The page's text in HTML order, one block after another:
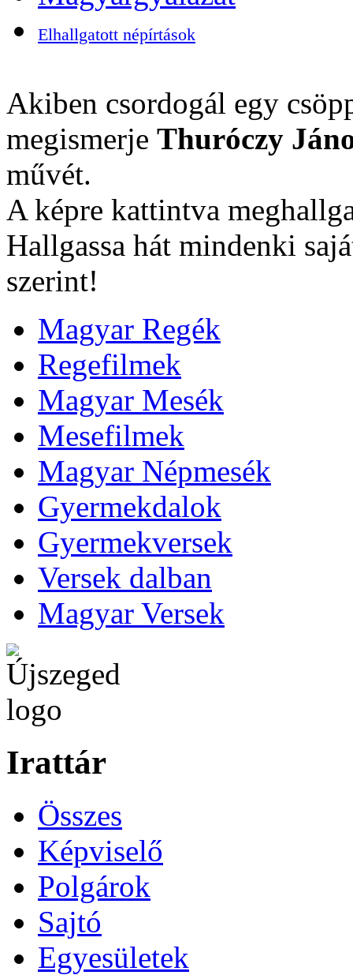
Elhallgatott népírtások
Akiben csordogál egy
megismerje Thuróczy
művét.
A képre kattintva
Hallgassa hát mindenki
szerint!
Magyar Regék
Regefilmek
Magyar Mesék
Mesefilmek
Magyar Népmesék
Gyermekdalok
Gyermekversek
Versek dalban
Magyar Versek
Irattár
Összes
Képviselő
Polgárok
Sajtó
Egyesületek